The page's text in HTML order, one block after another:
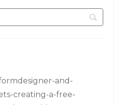
and-
creating-a-free-